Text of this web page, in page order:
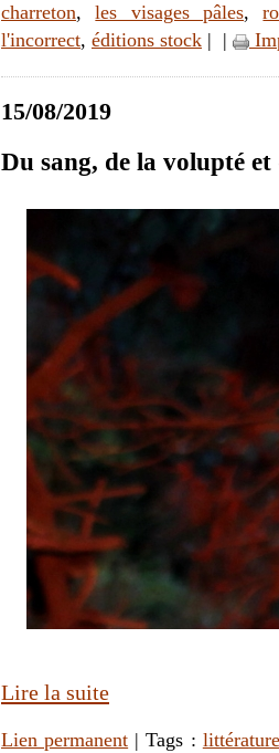
charreton,les visages pâles,
l'incorrect, éditions stock | |
15/08/2019
Du sang, de la volupté
Lire la suite
Lien permanent | Tags : littérature